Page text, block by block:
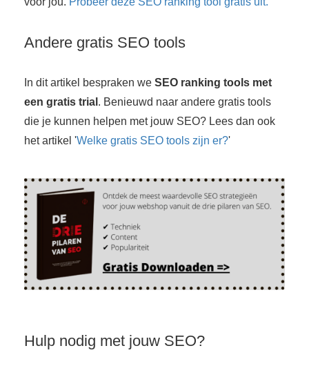
Andere gratis SEO tools
In dit artikel bespraken we SEO ranking tools met
een gratis trial . Benieuwd naar andere gratis tools
die je kunnen helpen met jouw SEO? Lees dan ook
het artikel 'Welke gratis SEO tools zijn er?'
Hulp nodig met jouw SEO?